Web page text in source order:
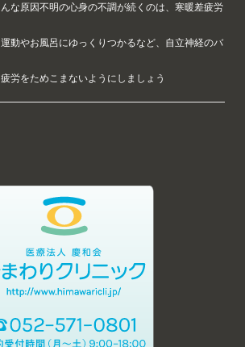
な原因不明の心身の不調が続くのは、寒暖差疲労
動やお風呂にゆっくりつかるなど、自立神経のバ
労をためこまないようにしましょう